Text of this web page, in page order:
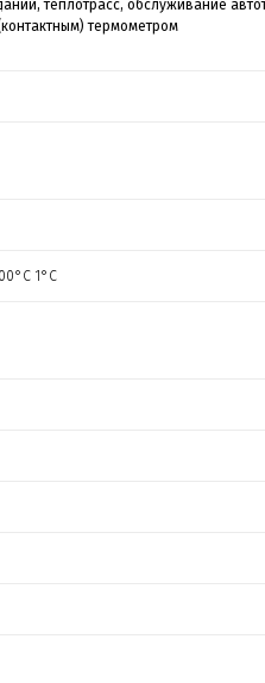
теплотрасс, обслуживание
термометром
1°C